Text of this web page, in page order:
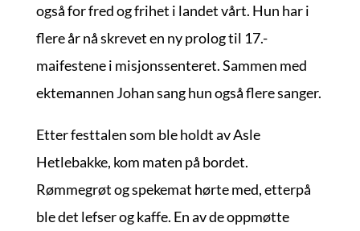
også for fred og frihet i landet vårt. Hun har i
flere år nå skrevet en ny prolog til 17.-
maifestene i misjonssenteret. Sammen med
ektemannen Johan sang hun også flere sanger.
Etter festtalen som ble holdt av Asle
Hetlebakke, kom maten på bordet.
Rømmegrøt og spekemat hørte med, etterpå
ble det lefser og kaffe. En av de oppmøtte